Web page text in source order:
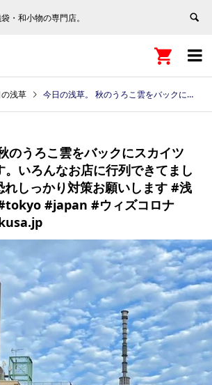
・和小物の専門店。


浅草 今日の浅草。 秋のうろこ雲をバックにスカイツリーが綺麗です。いろんなお店に行列できてました。 #正しく恐れしっかり対策お願いします #浅草 #asakusa #tokyo #japan #ウィズコロナ https://e-asakusa.jp
のうろこ雲をバックにスカイツ
。いろんなお店に行列できてまし
れしっかり対策お願いします #浅
#japan #ウィズコロナ